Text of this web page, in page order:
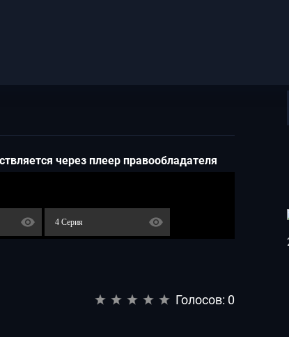
чepeз плeep пpaвooблaдaтeля
4 Серия
Голосов: 0